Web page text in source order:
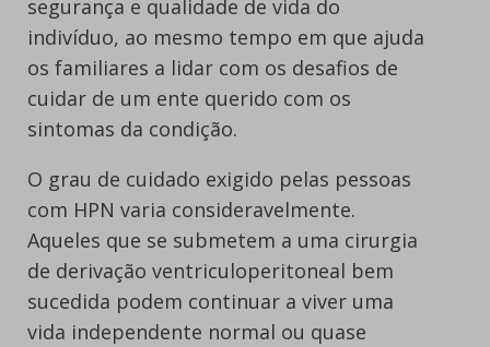
segurança e qualidade de vida do
indivíduo, ao mesmo tempo em que ajuda
os familiares a lidar com os desafios de
cuidar de um ente querido com os
sintomas da condição.
O grau de cuidado exigido pelas pessoas
com HPN varia consideravelmente.
Aqueles que se submetem a uma cirurgia
de derivação ventriculoperitoneal bem
sucedida podem continuar a viver uma
vida independente normal ou quase